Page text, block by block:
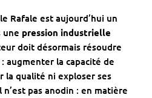
Rafale est aujourd’hui un
une pression industrielle
doit désormais résoudre
augmenter la capacité de
la qualité ni exploser ses
pas anodin : en matière